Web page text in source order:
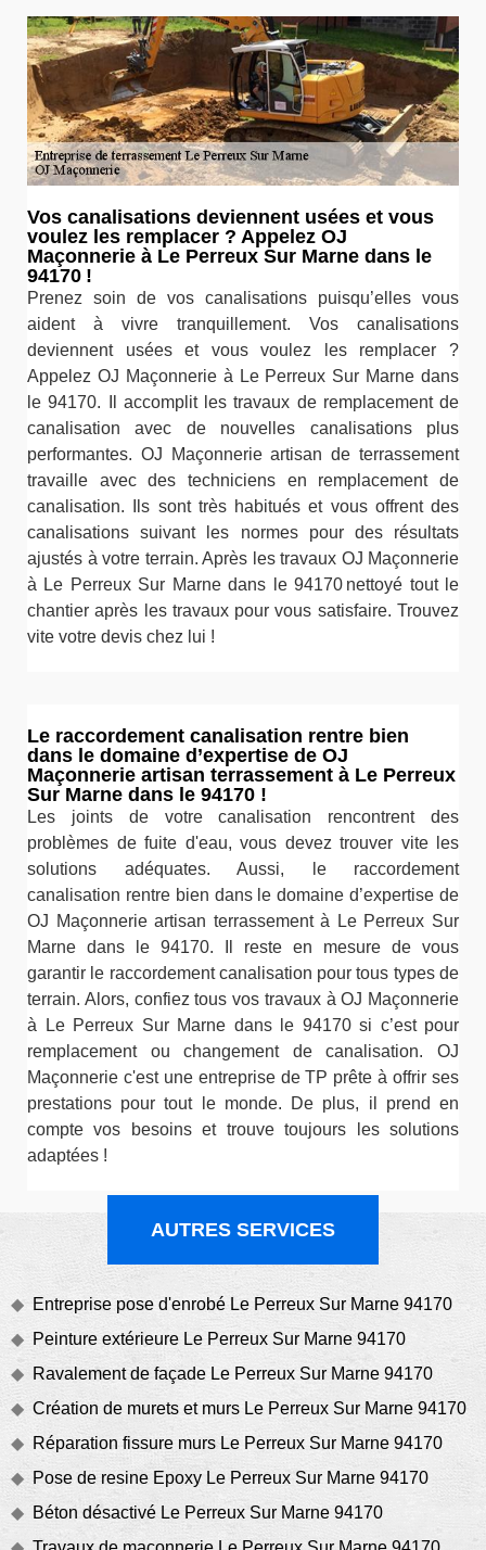
Vos canalisations deviennent usées et vous
voulez les remplacer ? Appelez OJ
Maçonnerie à Le Perreux Sur Marne dans le
94170 !
Prenez soin de vos canalisations puisqu’elles vous
aident à vivre tranquillement. Vos canalisations
deviennent usées et vous voulez les remplacer ?
Appelez OJ Maçonnerie à Le Perreux Sur Marne dans
le 94170. Il accomplit les travaux de remplacement de
canalisation avec de nouvelles canalisations plus
performantes. OJ Maçonnerie artisan de terrassement
travaille avec des techniciens en remplacement de
canalisation. Ils sont très habitués et vous offrent des
canalisations suivant les normes pour des résultats
ajustés à votre terrain. Après les travaux OJ Maçonnerie
à Le Perreux Sur Marne dans le 94170 nettoyé tout le
chantier après les travaux pour vous satisfaire. Trouvez
vite votre devis chez lui !
Le raccordement canalisation rentre bien
dans le domaine d’expertise de OJ
Maçonnerie artisan terrassement à Le Perreux
Sur Marne dans le 94170 !
Les joints de votre canalisation rencontrent des
problèmes de fuite d'eau, vous devez trouver vite les
solutions adéquates. Aussi, le raccordement
canalisation rentre bien dans le domaine d’expertise de
OJ Maçonnerie artisan terrassement à Le Perreux Sur
Marne dans le 94170. Il reste en mesure de vous
garantir le raccordement canalisation pour tous types de
terrain. Alors, confiez tous vos travaux à OJ Maçonnerie
à Le Perreux Sur Marne dans le 94170 si c’est pour
remplacement ou changement de canalisation. OJ
Maçonnerie c'est une entreprise de TP prête à offrir ses
prestations pour tout le monde. De plus, il prend en
compte vos besoins et trouve toujours les solutions
adaptées !
AUTRES SERVICES
Entreprise pose d'enrobé Le Perreux Sur Marne 94170
Peinture extérieure Le Perreux Sur Marne 94170
Ravalement de façade Le Perreux Sur Marne 94170
Création de murets et murs Le Perreux Sur Marne 94170
Réparation fissure murs Le Perreux Sur Marne 94170
Pose de resine Epoxy Le Perreux Sur Marne 94170
Béton désactivé Le Perreux Sur Marne 94170